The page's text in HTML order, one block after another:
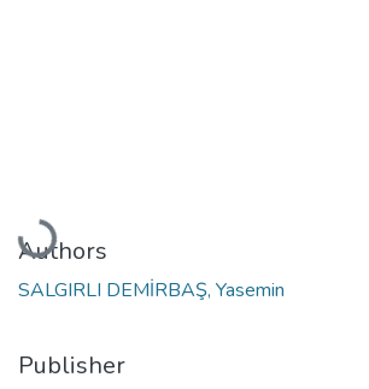
Loading...
Authors
SALGIRLI DEMİRBAŞ, Yasemin
Publisher